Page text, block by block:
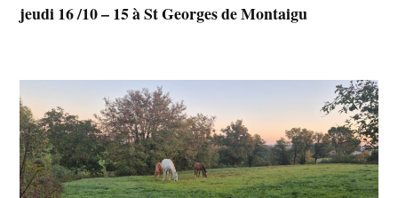
jeudi 16 /10 – 15 à St Georges de Montaigu